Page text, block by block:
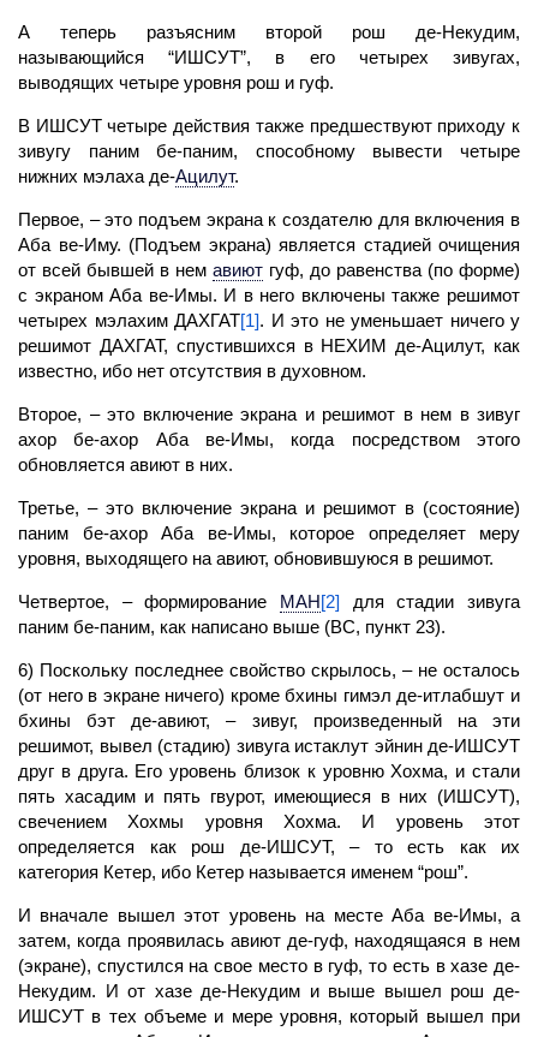
А теперь разъясним второй рош де-Некудим,
называющийся “ИШСУТ”, в его четырех зивугах,
выводящих четыре уровня рош и гуф.
В ИШСУТ четыре действия также предшествуют приходу к
зивугу паним бе-паним, способному вывести четыре
нижних мэлаха де-Ацилут.
Первое, – это подъем экрана к создателю для включения в
Аба ве-Иму. (Подъем экрана) является стадией очищения
от всей бывшей в нем авиют гуф, до равенства (по форме)
с экраном Аба ве-Имы. И в него включены также решимот
четырех мэлахим ДАХГАТ[1]. И это не уменьшает ничего у
решимот ДАХГАТ, спустившихся в НЕХИМ де-Ацилут, как
известно, ибо нет отсутствия в духовном.
Второе, – это включение экрана ирешимот в нем в зивуг
ахор бе-ахор Аба ве-Имы, когда посредством этого
обновляется авиют в них.
Третье, – это включение экрана и решимот в (состояние)
паним бе-ахорАба ве-Имы, которое определяет меру
уровня, выходящего на авиют, обновившуюся в решимот.
Четвертое, – формирование МАН[2] для стадии зивуга
паним бе-паним, как написано выше (ВС, пункт 23).
6) Поскольку последнее свойство скрылось, – не осталось
(от него в экране ничего) кроме бхины гимэл де-итлабшут и
бхины бэт де-авиют, – зивуг, произведенный на эти
решимот, вывел (стадию) зивуга истаклут эйнин де-ИШСУТ
друг в друга. Его уровень близок к уровню Хохма, и стали
пять хасадим и пять гвурот, имеющиеся в них (ИШСУТ),
свечением Хохмы уровня Хохма. И уровень этот
определяется как рош де-ИШСУТ, – то есть как их
категория Кетер, ибо Кетер называется именем “рош”.
И вначале вышел этот уровень на местеАба ве-Имы, а
затем, когда проявиласьавиют де-гуф, находящаяся в нем
(экране), спустился на свое место в гуф, то есть в хазе де-
Некудим. И от хазе де-Некудим и выше вышел рош де-
ИШСУТ в тех объеме и мере уровня, который вышел при